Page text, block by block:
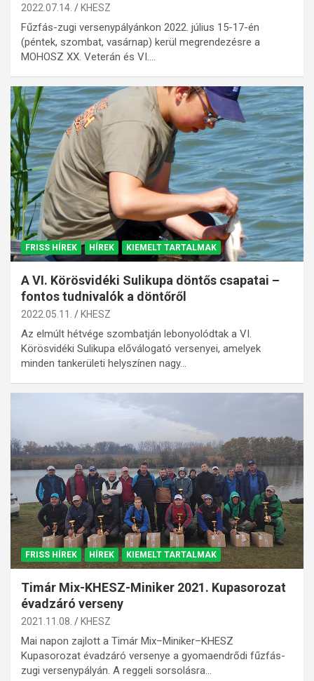
2022.07.14. KHESZ
Fűzfás-zugi versenypályánkon 2022. július 15-17-én
(péntek, szombat, vasárnap) kerül megrendezésre a
MOHOSZ XX. Veterán és VI.…
FRISS HÍREK HÍREK KIEMELT TARTALMAK
A VI. Körösvidéki Sulikupa döntős csapatai –
fontos tudnivalók a döntőről
2022.05.11. KHESZ
Az elmúlt hétvége szombatján lebonyolódtak a VI.
Körösvidéki Sulikupa előválogató versenyei, amelyek
minden tankerületi helyszínen nagy…
FRISS HÍREK HÍREK KIEMELT TARTALMAK
Timár Mix-KHESZ-Miniker 2021. Kupasorozat
évadzáró verseny
2021.11.08. KHESZ
Mai napon zajlott a Timár Mix–Miniker–KHESZ
Kupasorozat évadzáró versenye a gyomaendrődi fűzfás-
zugi versenypályán. A reggeli sorsolásra…